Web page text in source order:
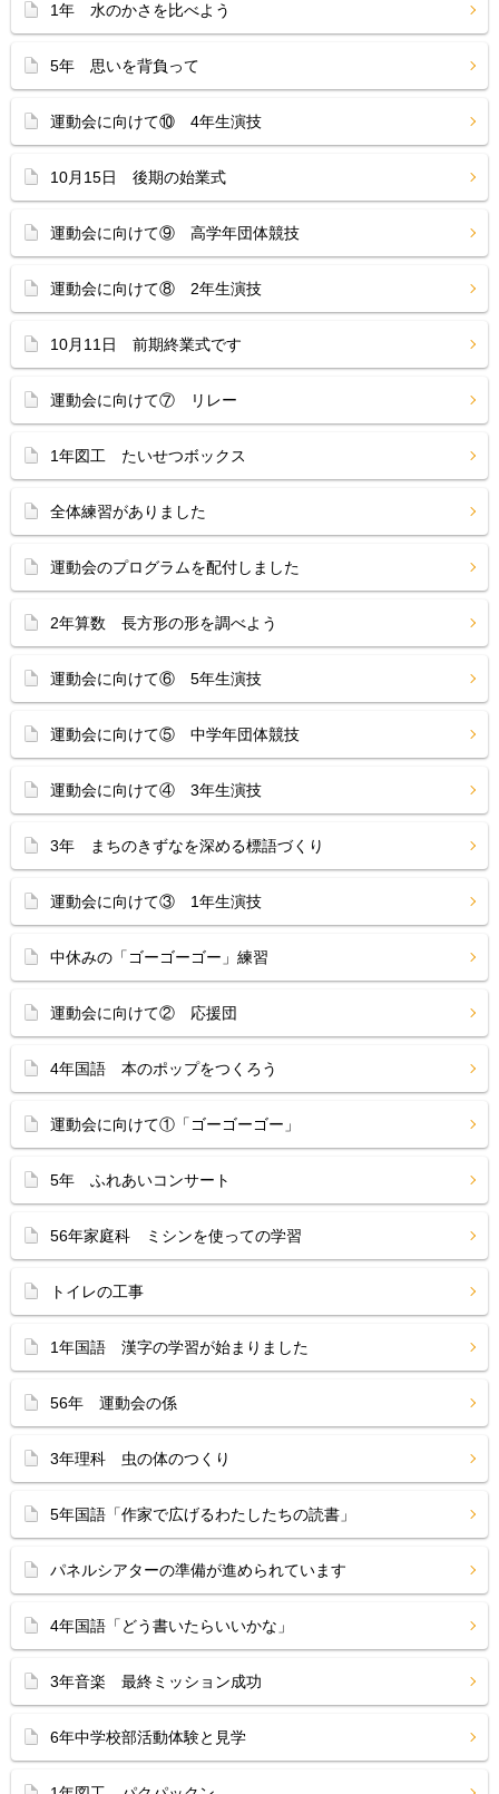
1年 水のかさを比べよう
5年 思いを背負って
運動会に向けて⑩ 4年生演技
10月15日 後期の始業式
運動会に向けて⑨ 高学年団体競技
運動会に向けて⑧ 2年生演技
10月11日 前期終業式です
運動会に向けて⑦ リレー
1年図工 たいせつボックス
全体練習がありました
運動会のプログラムを配付しました
2年算数 長方形の形を調べよう
運動会に向けて⑥ 5年生演技
運動会に向けて⑤ 中学年団体競技
運動会に向けて④ 3年生演技
3年 まちのきずなを深める標語づくり
運動会に向けて③ 1年生演技
中休みの「ゴーゴーゴー」練習
運動会に向けて② 応援団
4年国語 本のポップをつくろう
運動会に向けて①「ゴーゴーゴー」
5年 ふれあいコンサート
56年家庭科 ミシンを使っての学習
トイレの工事
1年国語 漢字の学習が始まりました
56年 運動会の係
3年理科 虫の体のつくり
5年国語「作家で広げるわたしたちの読書」
パネルシアターの準備が進められています
4年国語「どう書いたらいいかな」
3年音楽 最終ミッション成功
6年中学校部活動体験と見学